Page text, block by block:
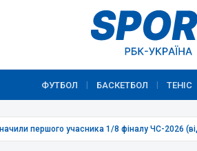
ФУТБОЛ БАСКЕТБОЛ ТЕНІС
першого учасника 1/8 фіналу ЧС-2026